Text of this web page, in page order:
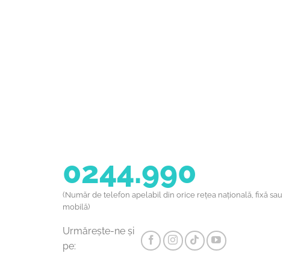
0244.990
(Număr de telefon apelabil din orice rețea națională, fixă sau
mobilă)
Urmărește-ne și
pe: